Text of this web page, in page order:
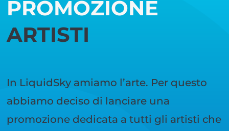
PROMOZIONE
ARTISTI
In LiquidSky amiamo l’arte. Per questo
abbiamo deciso di lanciare una
promozione dedicata a tutti gli artisti che